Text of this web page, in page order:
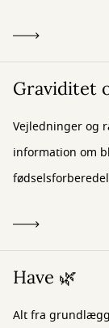
Graviditet
Vejledninger og
information om
Have 🌿
Alt fra